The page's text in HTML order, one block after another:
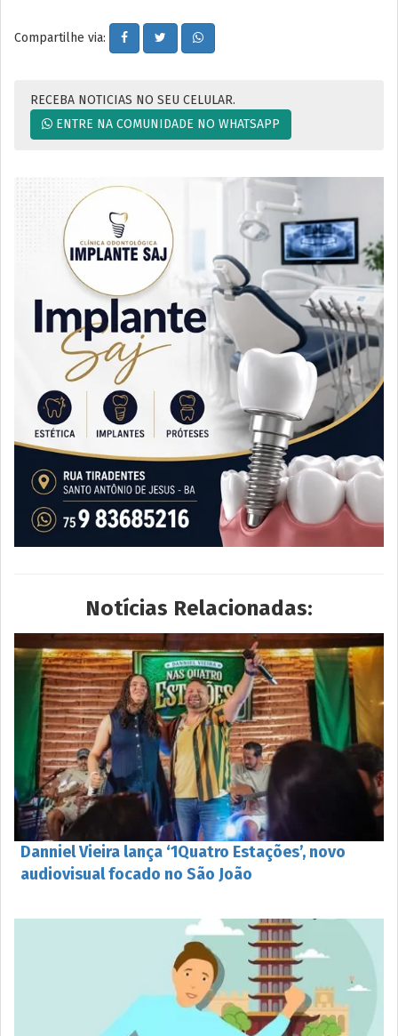
Compartilhe via:
RECEBA NOTICIAS NO SEU CELULAR.
ENTRE NA COMUNIDADE NO WHATSAPP
Notícias Relacionadas:
Danniel Vieira lança ‘1Quatro Estações’, novo
audiovisual focado no São João